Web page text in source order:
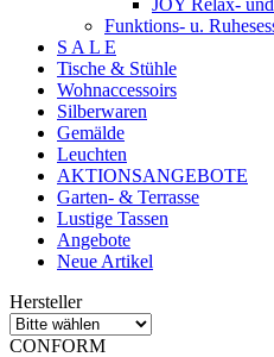
Funktions- u.
S A L E
Tische & Stühle
Wohnaccessoirs
Silberwaren
Gemälde
Leuchten
AKTIONSANGEBOTE
Garten- & Terrasse
Lustige Tassen
Angebote
Neue Artikel
Hersteller
CONFORM